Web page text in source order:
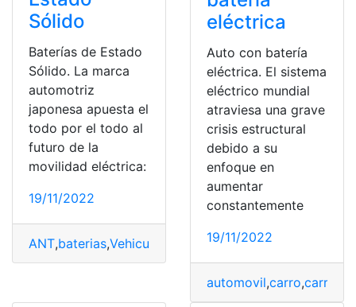
Sólido
Baterías de Estado
Sólido. La marca
automotriz
japonesa apuesta el
todo por el todo al
futuro de la
movilidad eléctrica:
19/11/2022
ANT,baterias,Vehiculo vehiculos, Vehiculos electricos
eléctrica
Auto con batería
eléctrica. El sistema
eléctrico mundial
atraviesa una grave
crisis estructural
debido a su
enfoque en
aumentar
constantemente
19/11/2022
automovil,carro,carro